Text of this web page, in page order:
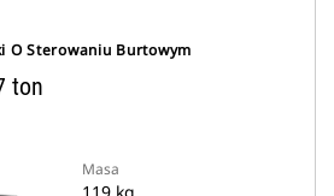
O Sterowaniu Burtowym
ton
Masa